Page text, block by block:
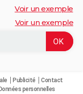
Voir un exemple
Voir un exemple
Publicité
Contact
Données personnelles